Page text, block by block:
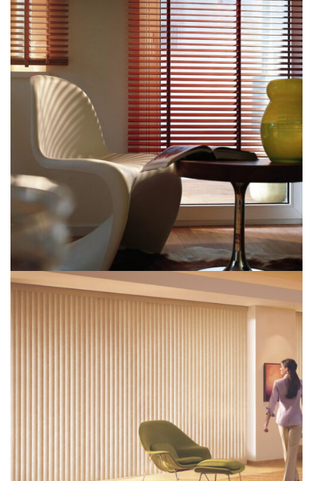
Aluminyum Jaluzi Perde
Ahşap Jaluzi Perde